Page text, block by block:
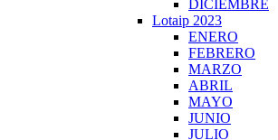
DICIEMBRE
Lotaip 2023
ENERO
FEBRERO
MARZO
ABRIL
MAYO
JUNIO
JULIO